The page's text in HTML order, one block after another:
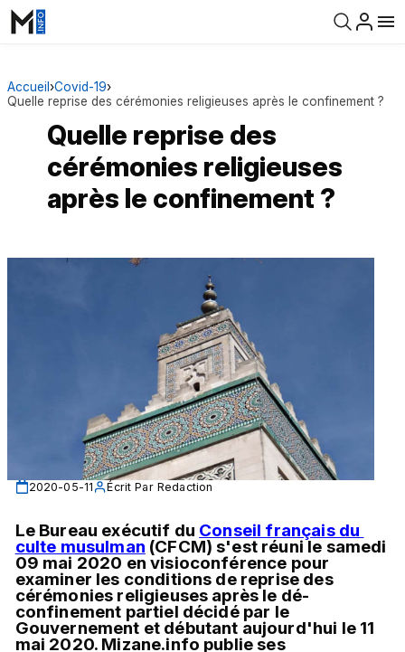
Accueil ›Covid-19›
Quelle reprise des cérémonies religieuses après le confinement ?
Quelle reprise des
cérémonies religieuses
après le confinement ?
2020-05-11 Écrit Par Redaction
Le Bureau exécutif du Conseil français du
culte musulman (CFCM) s'est réuni le samedi
09 mai 2020 en visioconférence pour
examiner les conditions de reprise des
cérémonies religieuses après le dé-
confinement partiel décidé par le
Gouvernement et débutant aujourd'hui le 11
mai 2020. Mizane.info publie ses